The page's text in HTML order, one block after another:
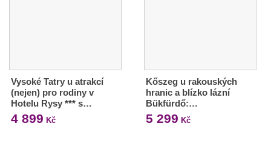
Vysoké Tatry u atrakcí
(nejen) pro rodiny v
Hotelu Rysy *** s…
4 899 Kč
Kőszeg u rakouských
hranic a blízko lázní
Bükfürdő:…
5 299 Kč